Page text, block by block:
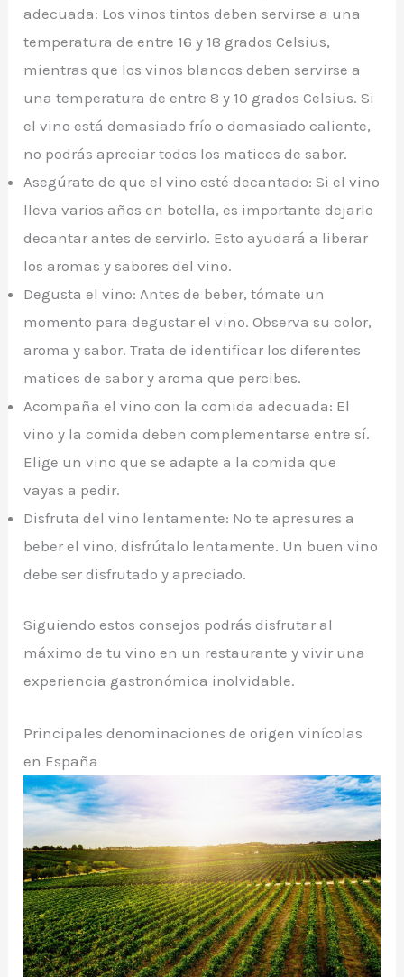
adecuada: Los vinos tintos deben servirse a una
temperatura de entre 16 y 18 grados Celsius,
mientras que los vinos blancos deben servirse a
una temperatura de entre 8 y 10 grados Celsius. Si
el vino está demasiado frío o demasiado caliente,
no podrás apreciar todos los matices de sabor.
Asegúrate de que el vino esté decantado: Si el vino
lleva varios años en botella, es importante dejarlo
decantar antes de servirlo. Esto ayudará a liberar
los aromas y sabores del vino.
Degusta el vino: Antes de beber, tómate un
momento para degustar el vino. Observa su color,
aroma y sabor. Trata de identificar los diferentes
matices de sabor y aroma que percibes.
Acompaña el vino con la comida adecuada: El
vino y la comida deben complementarse entre sí.
Elige un vino que se adapte a la comida que
vayas a pedir.
Disfruta del vino lentamente: No te apresures a
beber el vino, disfrútalo lentamente. Un buen vino
debe ser disfrutado y apreciado.
Siguiendo estos consejos podrás disfrutar al
máximo de tu vino en un restaurante y vivir una
experiencia gastronómica inolvidable.
Principales denominaciones de origen vinícolas
en España